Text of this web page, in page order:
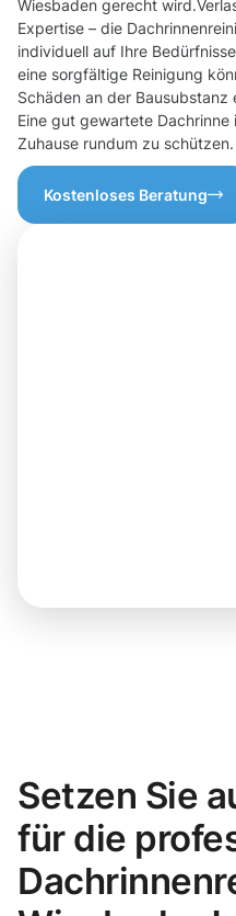
Wiesbaden gerecht
Expertise – die
individuell auf Ihre
eine sorgfältige Reinigung
Schäden an der Bausubstanz
Eine gut gewartete
Zuhause rundum zu schützen.
Kostenloses Beratung
Setzen Sie
für die